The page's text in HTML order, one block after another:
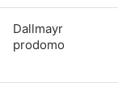
Dallmayr
prodomo